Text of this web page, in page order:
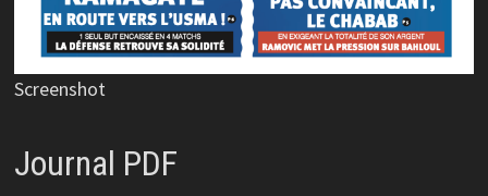
Screenshot
Journal PDF